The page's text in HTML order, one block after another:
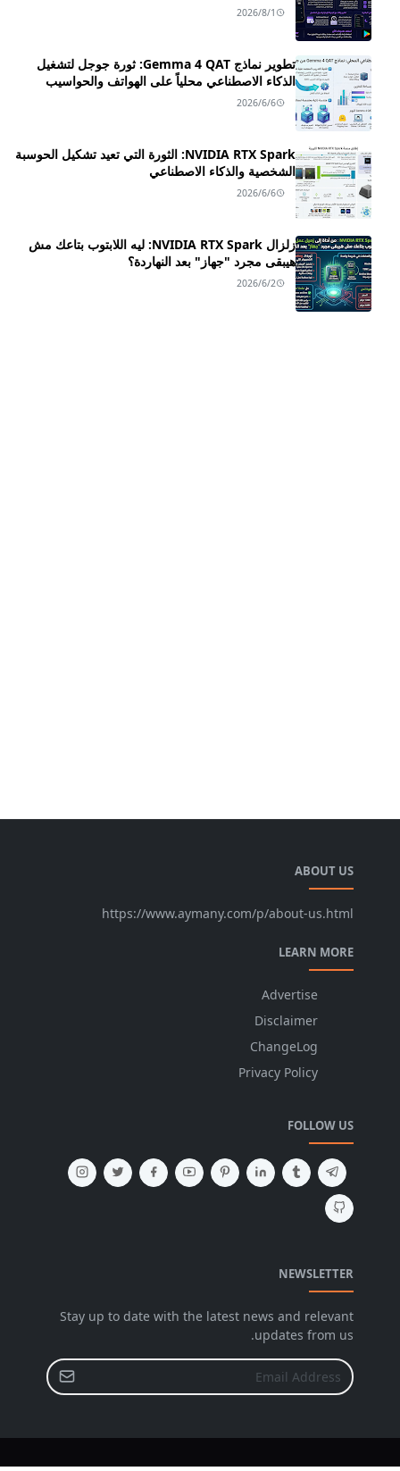
2026/8/1
تطوير نماذج Gemma 4 QAT: ثورة جوجل لتشغيل
الذكاء الاصطناعي محلياً على الهواتف والحواسيب
2026/6/6
NVIDIA RTX Spark: الثورة التي تعيد تشكيل الحوسبة
الشخصية والذكاء الاصطناعي
2026/6/6
زلزال NVIDIA RTX Spark: ليه اللابتوب بتاعك مش
هيبقى مجرد "جهاز" بعد النهاردة؟
2026/6/2
ABOUT US
https://www.aymany.com/p/about-us.html
LEARN MORE
Advertise
Disclaimer
ChangeLog
Privacy Policy
FOLLOW US
NEWSLETTER
Stay up to date with the latest news and relevant
updates from us.